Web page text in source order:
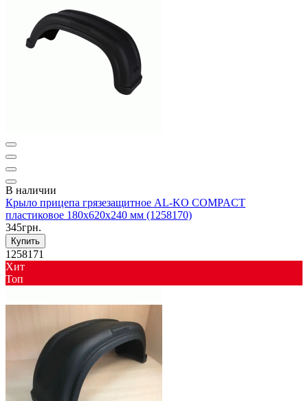
В наличии
Крыло прицепа грязезащитное AL-KO COMPACT
пластиковое 180х620х240 мм (1258170)
345грн.
Купить
1258171
Хит
Toп